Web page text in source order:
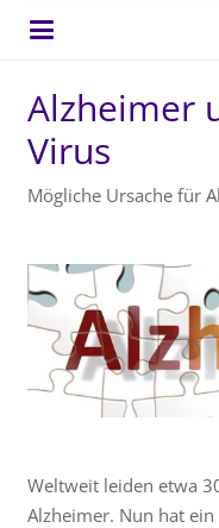
Alzheimer
Virus
Mögliche Ursache für
Weltweit leiden etwa
Alzheimer. Nun hat